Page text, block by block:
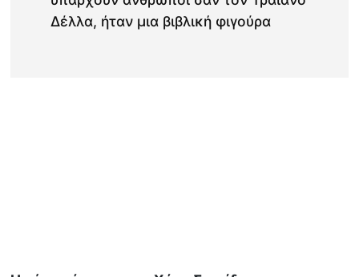
Δέλλα, ήταν μια βιβλική φιγούρα